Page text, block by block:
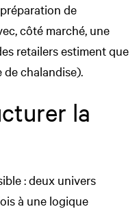
de
côté marché, une
retailers estiment que
chalandise).
la
: deux univers
à une logique